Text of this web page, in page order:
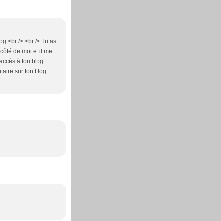
/> <br /> Tu as
de moi et il me
à ton blog.
sur ton blog